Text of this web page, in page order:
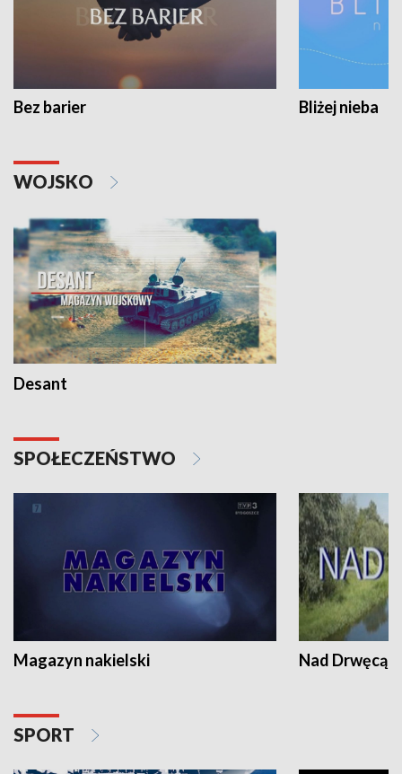
Bez barier Bliżej nieba
WOJSKO
Desant
SPOŁECZEŃSTWO
Magazyn nakielski Nad Drwęcą
SPORT